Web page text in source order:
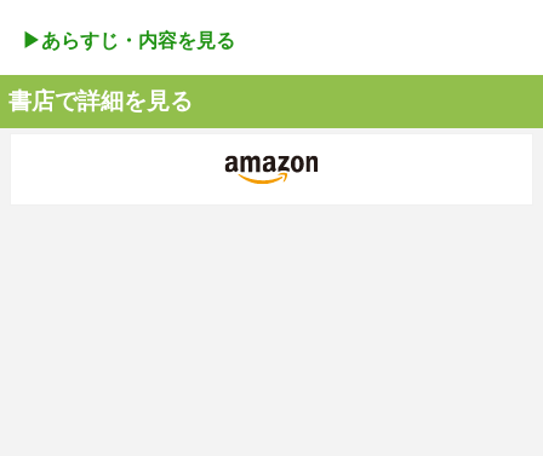
▶︎あらすじ・内容を見る
書店で詳細を見る